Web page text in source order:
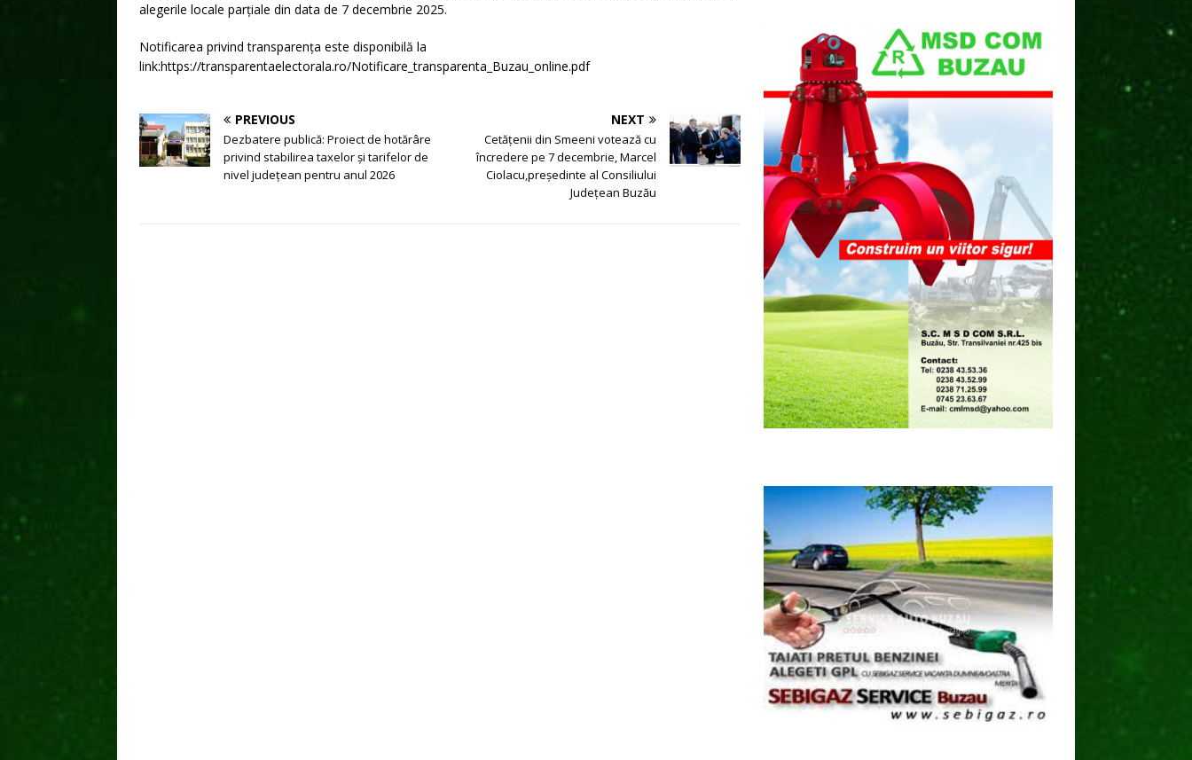
alegerile locale parțiale din data de 7 decembrie 2025.
Notificarea privind transparența este disponibilă la
link:https://transparentaelectorala.ro/Notificare_transparenta_Buzau_online.pdf
PREVIOUS
Dezbatere publică: Proiect de hotărâre
privind stabilirea taxelor și tarifelor de
nivel județean pentru anul 2026
NEXT
Cetățenii din Smeeni votează cu
încredere pe 7 decembrie, Marcel
Ciolacu,președinte al Consiliului
Județean Buzău